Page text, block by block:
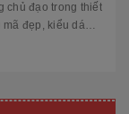
chủ đạo trong thiết
đẹp, kiểu dáng